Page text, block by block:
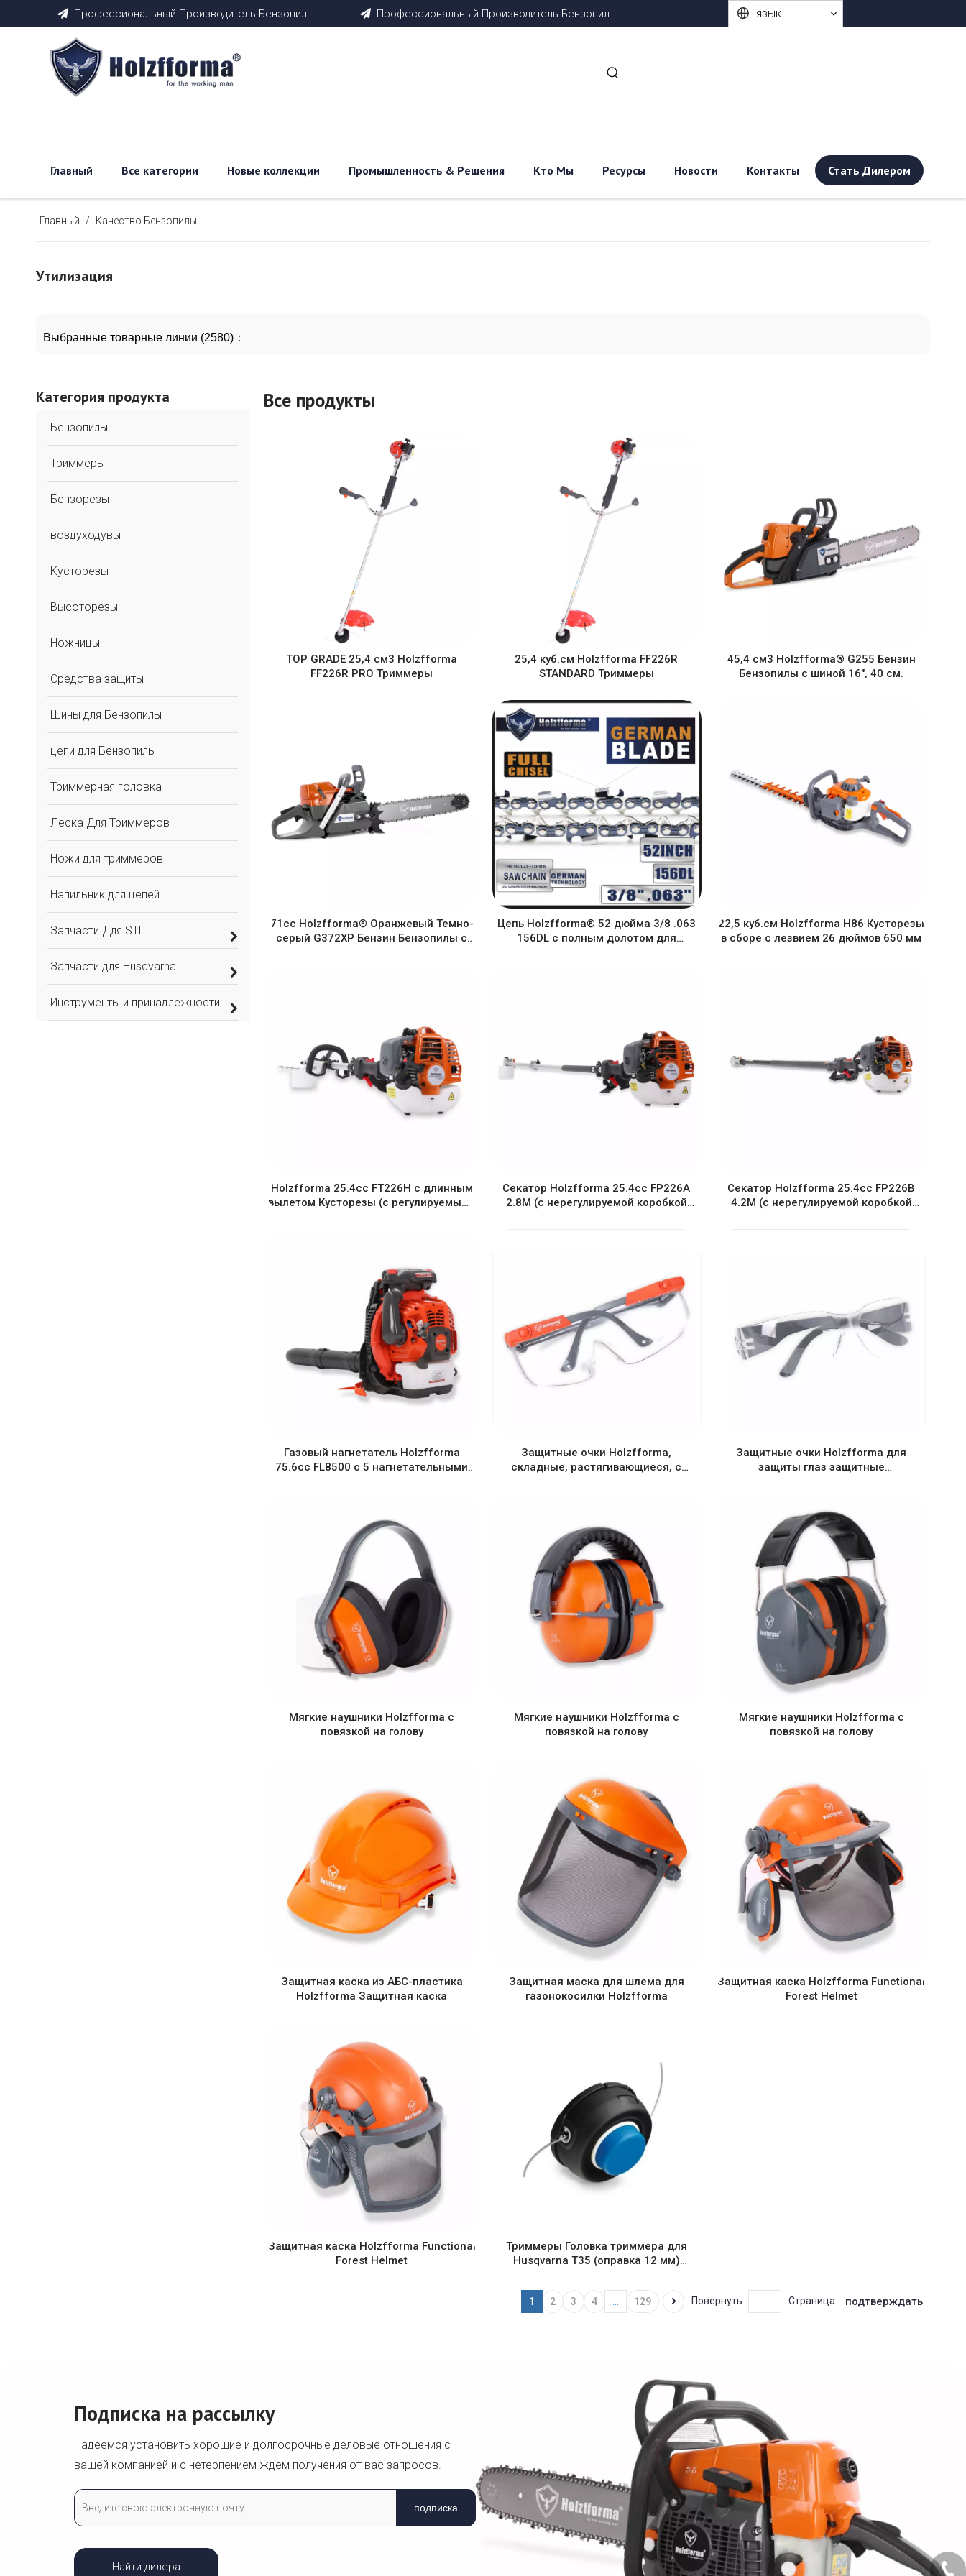
Профессиональный Производитель Бензопил Профессиональный Производитель Бензопил язык
Главный Все категории Новые коллекции Промышленность & Pешения Кто Мы Ресурсы Новости Контакты Стать Дилером
Главный / Качество Бензопилы
Утилизация
Выбранные товарные линии (2580)：
Категория продукта
Бензопилы
Триммеры
Бензорезы
воздуходувы
Кусторезы
Высоторезы
Ножницы
Средства защиты
Шины для Бензопилы
цепи для Бензопилы
Триммерная головка
Леска Для Триммеров
Ножи для триммеров
Напильник для цепей
Запчасти Для STL
Запчасти для Husqvarna
Инструменты и принадлежности
Все продукты
TOP GRADE 25,4 см3 Holzfforma
FF226R PRO Триммеры
25,4 куб.см Holzfforma FF226R
STANDARD Триммеры
45,4 см3 Holzfforma® G255 Бензин
Бензопилы с шиной 16", 40 см.
71cc Holzfforma® Оранжевый Темно-
серый G372XP Бензин Бензопилы с
Цепь Holzfforma® 52 дюйма 3/8 .063
156DL с полным долотом для
22,5 куб.см Holzfforma H86 Кусторезы
в сборе с лезвием 26 дюймов 650 мм
Holzfforma 25.4cc FT226H с длинным
вылетом Кусторезы (с регулируемыми
Секатор Holzfforma 25.4cc FP226A
2.8M (с нерегулируемой коробкой
Секатор Holzfforma 25.4cc FP226B
4.2M (с нерегулируемой коробкой
Газовый нагнетатель Holzfforma
75.6cc FL8500 с 5 нагнетательными
Защитные очки Holzfforma,
складные, растягивающиеся, с
Защитные очки Holzfforma для
защиты глаз защитные
Мягкие наушники Holzfforma с
повязкой на голову
Мягкие наушники Holzfforma с
повязкой на голову
Мягкие наушники Holzfforma с
повязкой на голову
Защитная каска из АБС-пластика
Holzfforma Защитная каска
Защитная маска для шлема для
газонокосилки Holzfforma
Защитная каска Holzfforma Functional
Forest Helmet
Защитная каска Holzfforma Functional
Forest Helmet
Триммеры Головка триммера для
Husqvarna T35 (оправка 12 мм)
1 2 3 4 ... 129 Повернуть Страница подтверждать
Подписка на рассылку
Надеемся установить хорошие и долгосрочные деловые отношения с
вашей компанией и с нетерпением ждем получения от вас запросов.
подписка
Найти дилера +86-